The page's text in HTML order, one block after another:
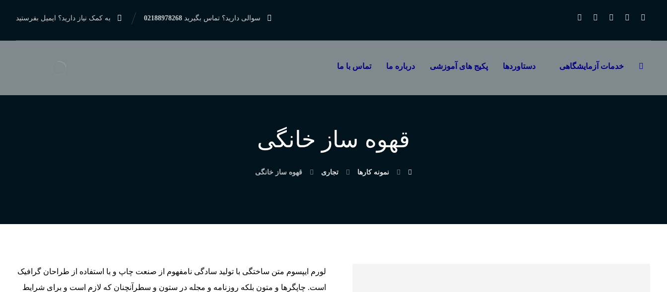
به کمک نیاز دارید؟ ایمیل بفرستید سوالی دارید؟ تماس بگیرید 02188978268
خدمات آزمایشگاهی دستاوردها پکیج های آموزشی درباره ما تماس با ما
قهوه ساز خانگی
نمونه کارها تجاری قهوه ساز خانگی
لورم ایپسوم متن ساختگی با تولید سادگی نامفهوم از صنعت چاپ و با استفاده از طراحان گرافیک
است. چاپگرها و متون بلکه روزنامه و مجله در ستون و سطرآنچنان که لازم است و برای شرایط